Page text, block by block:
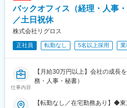
バックオフィス（経理・人事
／土日祝休
株式会社リグロス
正社員 転勤なし 5名以上採用 業
仕事内容
【月給30万円以上】会社の成長
務・人事・秘書）
【転勤なし／在宅勤務あり】◆